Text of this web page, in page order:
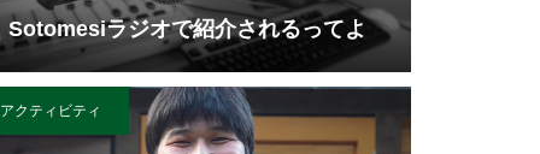
Sotomesiラジオで紹介されるってよ
アクティビティ